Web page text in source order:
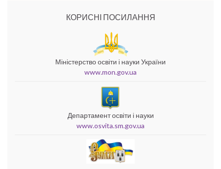
КОРИСНІ ПОСИЛАННЯ
Міністерство освіти і науки України
www.mon.gov.ua
Департамент освіти і науки
www.osvita.sm.gov.ua